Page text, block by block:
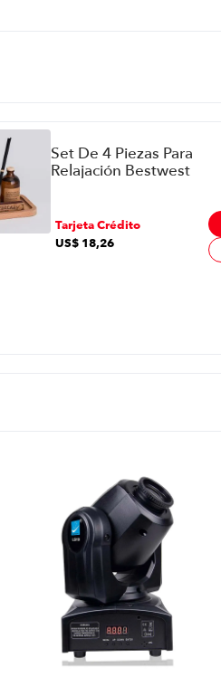
Set De 4 Piezas Para
Relajación Bestwest
Tarjeta Crédito
US$ 18,26